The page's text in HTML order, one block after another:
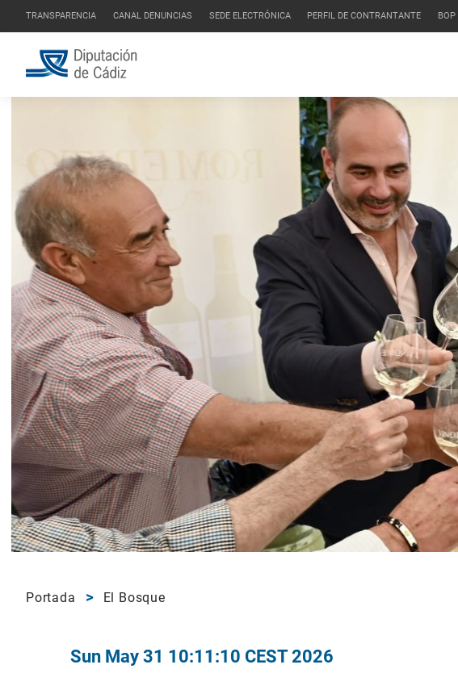
TRANSPARENCIA CANAL DENUNCIAS SEDE ELECTRÓNICA PERFIL DE CONTRANTANTE BOP
Portada El Bosque
Sun May 31 10:11:10 CEST 2026